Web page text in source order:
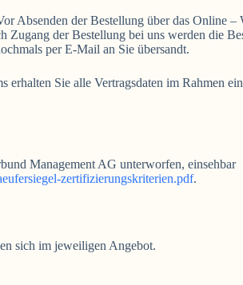
Absenden der Bestellung über das Online
Zugang der Bestellung bei uns werden die
per E-Mail an Sie übersandt.
erhalten Sie alle Vertragsdaten im Rahmen
Management AG unterworfen, einsehbar
zertifizierungskriterien.pdf.
sich im jeweiligen Angebot.